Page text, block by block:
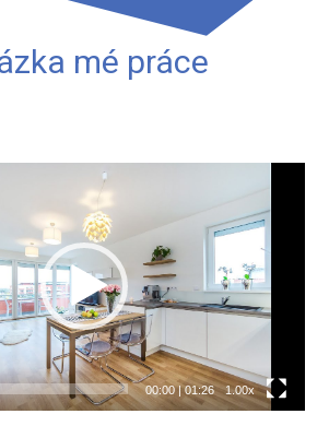
mé práce
00:00|01:26 1.00x